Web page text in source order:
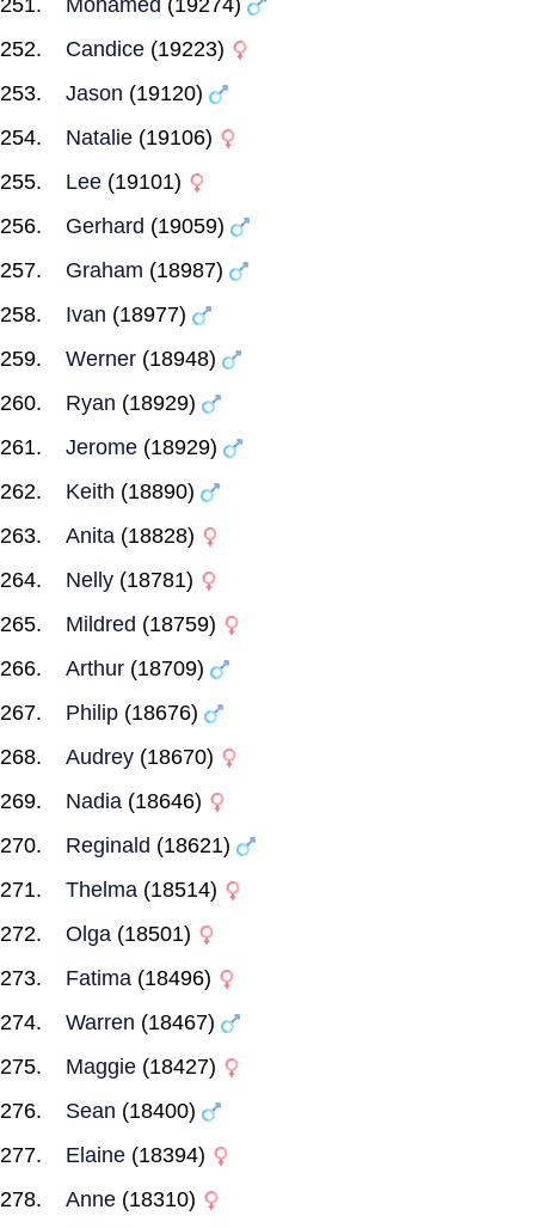
Mohamed (19274)
Candice (19223)
Jason (19120)
Natalie (19106)
Lee (19101)
Gerhard (19059)
Graham (18987)
Ivan (18977)
Werner (18948)
Ryan (18929)
Jerome (18929)
Keith (18890)
Anita (18828)
Nelly (18781)
Mildred (18759)
Arthur (18709)
Philip (18676)
Audrey (18670)
Nadia (18646)
Reginald (18621)
Thelma (18514)
Olga (18501)
Fatima (18496)
Warren (18467)
Maggie (18427)
Sean (18400)
Elaine (18394)
Anne (18310)